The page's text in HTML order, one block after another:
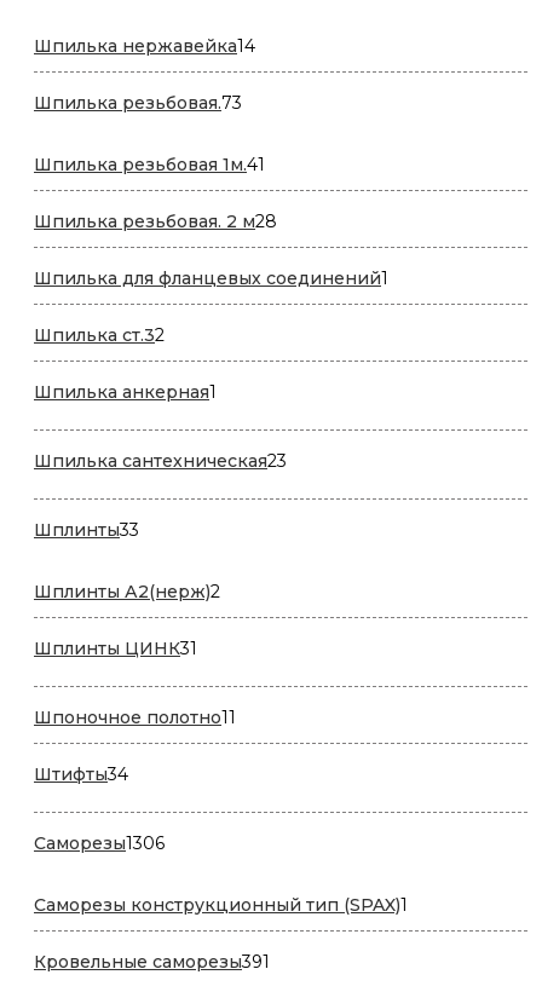
Шпилька нержавейка1414
товаров
Шпилька резьбовая.73
Шпилька резьбовая 1м.41
товар
Шпилька резьбовая. 2 м28
товаров
Шпилька для фланцевых соединений1
товар
Шпилька ст.32
товара
Шпилька анкерная1
Шпилька сантехническая23
Шплинты33
Шплинты А2(нерж)2
товара
Шплинты ЦИНК31
Шпоночное полотно11
товаров
Штифты3434
Саморезы13061306
Саморезы конструкционный тип (SPAX)1
товар
Кровельные саморезы391